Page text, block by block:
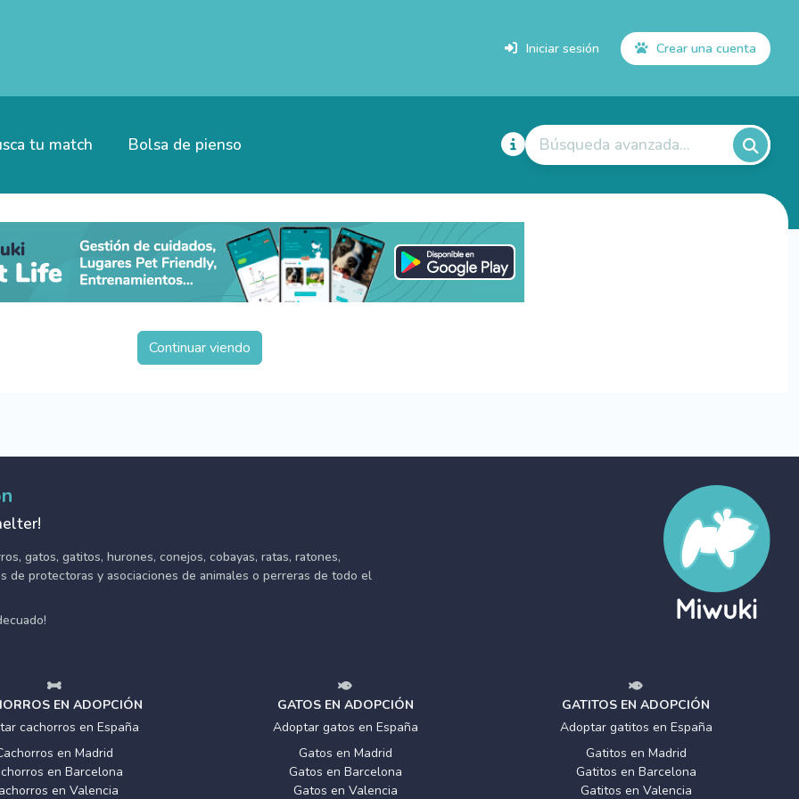
Iniciar sesión Crear una cuenta
tu match Bolsa de pienso Búsqueda avanzada...
Continuar viendo
gatos, gatitos, hurones, conejos, cobayas, ratas, ratones,
de protectoras y asociaciones de animales o perreras de todo el
EN ADOPCIÓN
cachorros en España
en Madrid
en Barcelona
en Valencia
GATOS EN ADOPCIÓN
Adoptar gatos en España
Gatos en Madrid
Gatos en Barcelona
Gatos en Valencia
GATITOS EN ADOPCIÓN
Adoptar gatitos en España
Gatitos en Madrid
Gatitos en Barcelona
Gatitos en Valencia